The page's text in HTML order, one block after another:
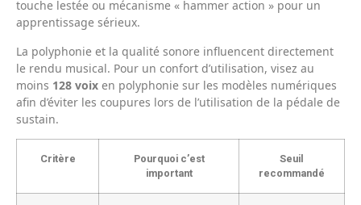
touche lestée ou mécanisme « hammer action » pour un
apprentissage sérieux.
La polyphonie et la qualité sonore influencent directement
le rendu musical. Pour un confort d’utilisation, visez au
moins 128 voix en polyphonie sur les modèles numériques
afin d’éviter les coupures lors de l’utilisation de la pédale de
sustain.
Critère
Pourquoi c’est
important
Seuil
recommandé